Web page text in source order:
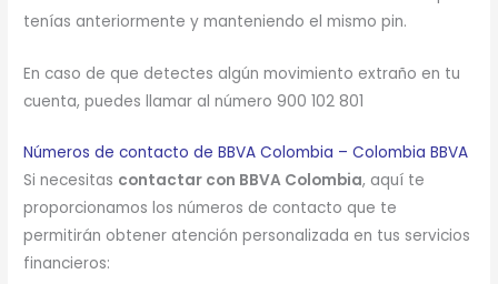
tenías anteriormente y manteniendo el mismo pin.
En caso de que detectes algún movimiento extraño en tu
cuenta, puedes llamar al número 900 102 801
Números de contacto de BBVA Colombia – Colombia BBVA
Si necesitas contactar con BBVA Colombia, aquí te
proporcionamos los números de contacto que te
permitirán obtener atención personalizada en tus servicios
financieros: